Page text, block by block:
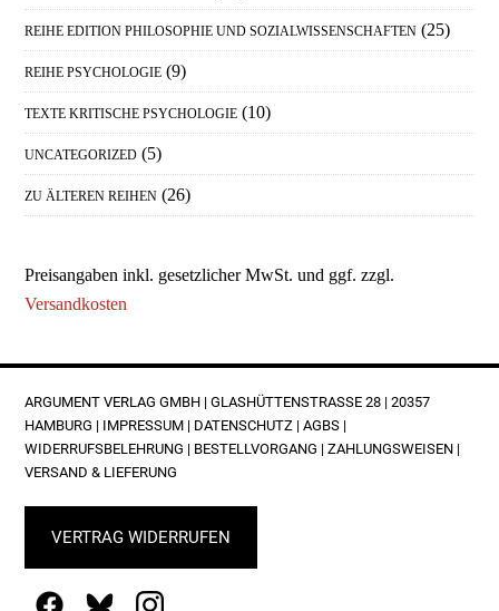
REIHE EDITION PHILOSOPHIE UND SOZIALWISSENSCHAFTEN (25)
REIHE PSYCHOLOGIE (9)
TEXTE KRITISCHE PSYCHOLOGIE (10)
UNCATEGORIZED (5)
ZU ÄLTEREN REIHEN (26)
Preisangaben inkl. gesetzlicher MwSt. und ggf. zzgl.
Versandkosten
FOOTER
ARGUMENT VERLAG GMBH | GLASHÜTTENSTRASSE 28 | 20357 H
AMBURG | IMPRESSUM | DATENSCHUTZ |AGBS |
WIDERRUFSBELEHRUNG | BESTELLVORGANG |ZAHLUNGSWEISEN |
VERSAND & LIEFERUNG
VERTRAG WIDERRUFEN